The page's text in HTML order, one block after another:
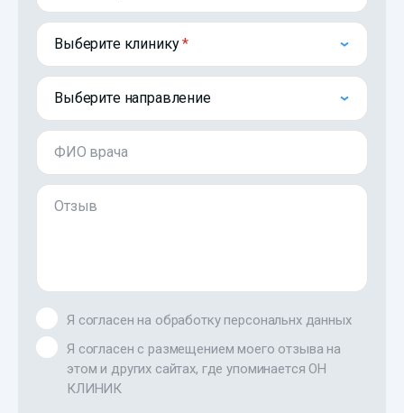
Выберите клинику
Выберите направление
ФИО врача
Отзыв
Я согласен на обработку персональнх данных
Я согласен с размещением моего отзыва на
этом и других сайтах, где упоминается ОН
КЛИНИК